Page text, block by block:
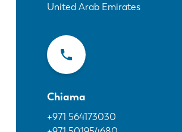
United Arab Emirates
Chiama
+971 564173030